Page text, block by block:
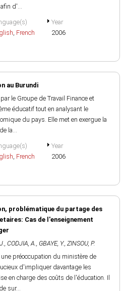
d'...
, French
Year
2006
au Burundi
le Groupe de Travail Finance et
éducatif tout en analysant le
du pays. Elle met en exergue la
la...
, French
Year
2006
problématique du partage des
Cas de l'enseignement
, CODJIA, A., GBAYE, Y., ZINSOU, P.
préoccupation du ministère de
d'impliquer davantage les
en charge des coûts de l'éducation. Il
sur...